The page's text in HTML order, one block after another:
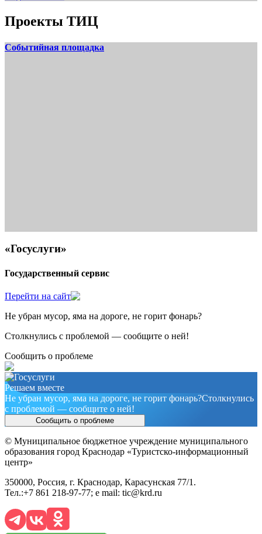
Проекты ТИЦ
Событийная площадка
«Госуслуги»
Государственный сервис
Перейти на сайт
Не убран мусор, яма на дороге, не горит фонарь?
Столкнулись с проблемой — сообщите о ней!
Cообщить о проблеме
Решаем вместе
Не убран мусор, яма на дороге, не горит фонарь?Столкнулись
с проблемой — сообщите о ней!
Сообщить о проблеме
© Муниципальное бюджетное учреждение муниципального
образования город Краснодар «Туристско-информационный
центр»
350000, Россия, г. Краснодар, Карасунская 77/1.
Тел.:+7 861 218-97-77; e mail: tic@krd.ru